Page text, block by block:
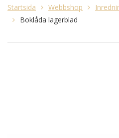
Startsida Webbshop
Boklåda lagerblad